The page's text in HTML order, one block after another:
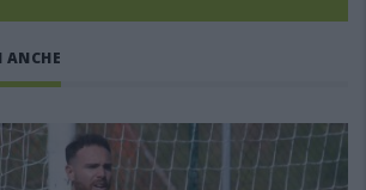
ANCHE